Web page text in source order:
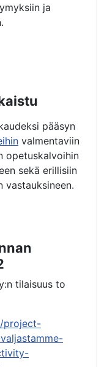
ja
pääsyn
valmentaviin
opetuskalvoihin
sekä erillisiin
vastauksineen.
tilaisuus to
project-